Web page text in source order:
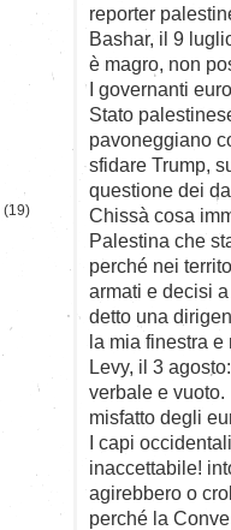
reporter
Bashar, il 9
è magro, non
I governanti
Stato
pavoneggiano
sfidare Trump,
questione dei
Chissà cosa
Palestina che
perché nei
armati e decisi
detto una
la mia finestra e
Levy, il 3
verbale e
misfatto degli
I capi
inaccettabile!
agirebbero o
perché la
(19)